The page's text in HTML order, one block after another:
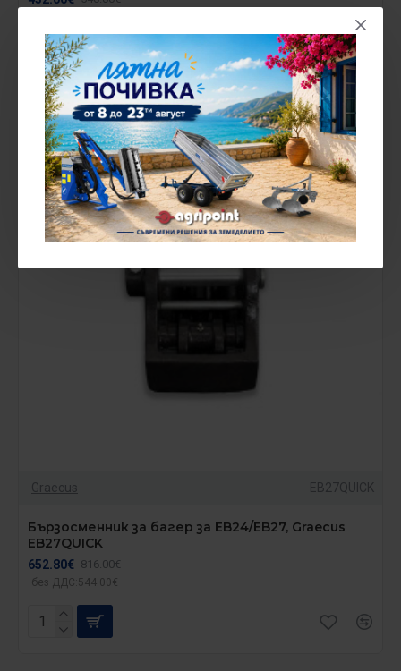
НОВ
НАЛИЧЕН НА СКЛАД
-20 %
Graecus EB27QUICK
Бързосменник за багер за EB24/EB27, Graecus
EB27QUICK
652.80€ 816.00€
без ДДС:544.00€